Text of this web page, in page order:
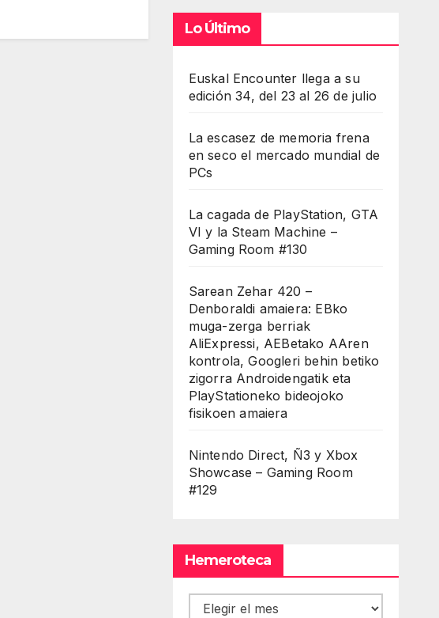
Lo Último
Euskal Encounter llega a su
edición 34, del 23 al 26 de julio
La escasez de memoria frena
en seco el mercado mundial de
PCs
La cagada de PlayStation, GTA
VI y la Steam Machine –
Gaming Room #130
Sarean Zehar 420 –
Denboraldi amaiera: EBko
muga-zerga berriak
AliExpressi, AEBetako AAren
kontrola, Googleri behin betiko
zigorra Androidengatik eta
PlayStationeko bideojoko
fisikoen amaiera
Nintendo Direct, Ñ3 y Xbox
Showcase – Gaming Room
#129
Hemeroteca
Hemeroteca